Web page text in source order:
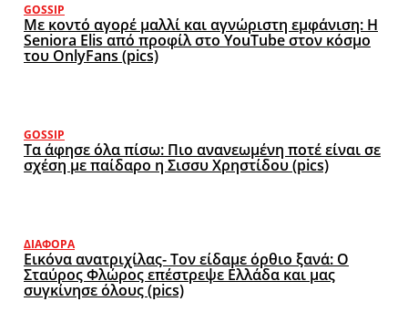
GOSSIP
Με κοντό αγορέ μαλλί και αγνώριστη εμφάνιση: Η
Seniora Elis από προφίλ στο YouTube στον κόσμο
του OnlyFans (pics)
GOSSIP
Τα άφησε όλα πίσω: Πιο ανανεωμένη ποτέ είναι σε
σχέση με παίδαρο η Σισσυ Χρηστίδου (pics)
ΔΙΆΦΟΡΑ
Εικόνα ανατριχίλας- Τον είδαμε όρθιο ξανά: Ο
Σταύρος Φλώρος επέστρεψε Ελλάδα και μας
συγκίνησε όλους (pics)